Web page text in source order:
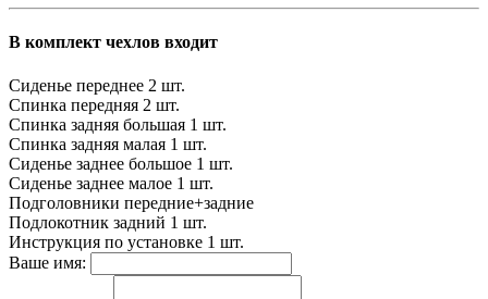
В комплект чехлов входит
Сиденье переднее 2 шт.
Спинка передняя 2 шт.
Спинка задняя большая 1 шт.
Спинка задняя малая 1 шт.
Сиденье заднее большое 1 шт.
Сиденье заднее малое 1 шт.
Подголовники передние+задние
Подлокотник задний 1 шт.
Инструкция по установке 1 шт.
Ваше имя: